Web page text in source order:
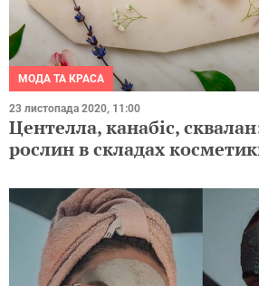
МОДА ТА КРАСА
23 листопада 2020, 11:00
Центелла, канабіс,
рослин в складах